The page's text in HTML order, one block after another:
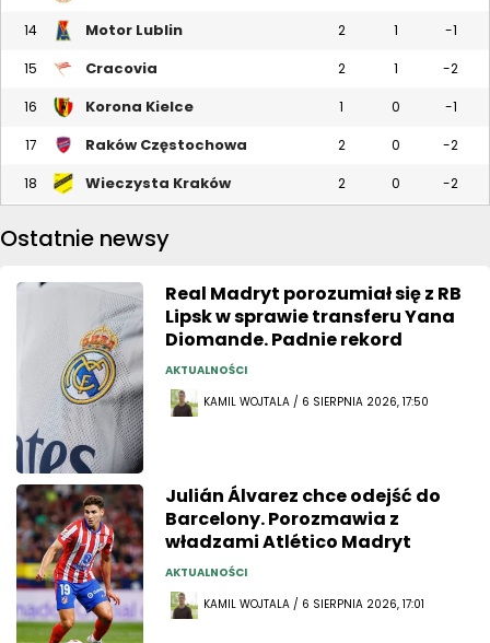
14 Motor Lublin 2 1 -1
15 Cracovia 2 1 -2
16 Korona Kielce 1 0 -1
17 Raków Częstochowa 2 0 -2
18 Wieczysta Kraków 2 0 -2
Ostatnie newsy
Real Madryt porozumiał się z RB
Lipsk w sprawie transferu Yana
Diomande. Padnie rekord
AKTUALNOŚCI
KAMIL WOJTALA / 6 SIERPNIA 2026, 17:50
Julián Álvarez chce odejść do
Barcelony. Porozmawia z
władzami Atlético Madryt
AKTUALNOŚCI
KAMIL WOJTALA / 6 SIERPNIA 2026, 17:01